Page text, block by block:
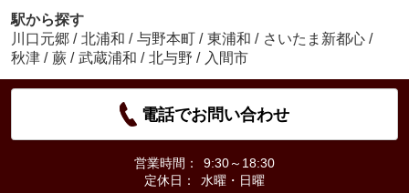
駅から探す
川口元郷 / 北浦和 / 与野本町 / 東浦和 / さいたま新都心 /
秋津 / 蕨 / 武蔵浦和 / 北与野 / 入間市
電話でお問い合わせ
営業時間：
9:30～18:30
定休日：
水曜・日曜